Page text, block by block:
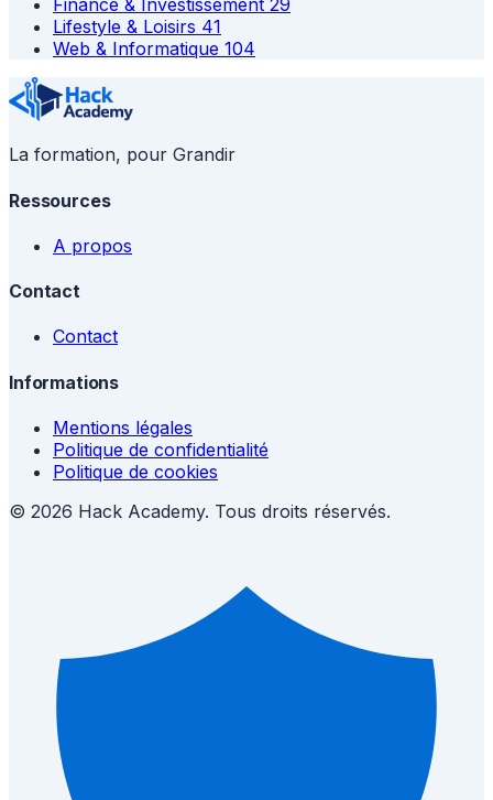
Finance & Investissement 29
Lifestyle & Loisirs 41
Web & Informatique 104
La formation, pour Grandir
Ressources
A propos
Contact
Contact
Informations
Mentions légales
Politique de confidentialité
Politique de cookies
© 2026 Hack Academy. Tous droits réservés.